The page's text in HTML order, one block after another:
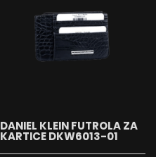
DANIEL KLEIN FUTROLA ZA
KARTICE DKW6013-01